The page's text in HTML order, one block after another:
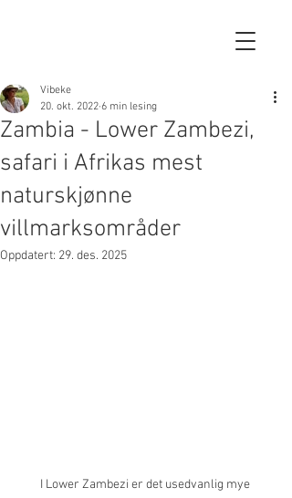
Zambia - Lower Zambezi,
safari i Afrikas mest
naturskjønne
villmarksområder
Vibeke
20. okt. 2022 6 min lesing
Oppdatert: 29. des. 2025
I Lower Zambezi er det usedvanlig mye